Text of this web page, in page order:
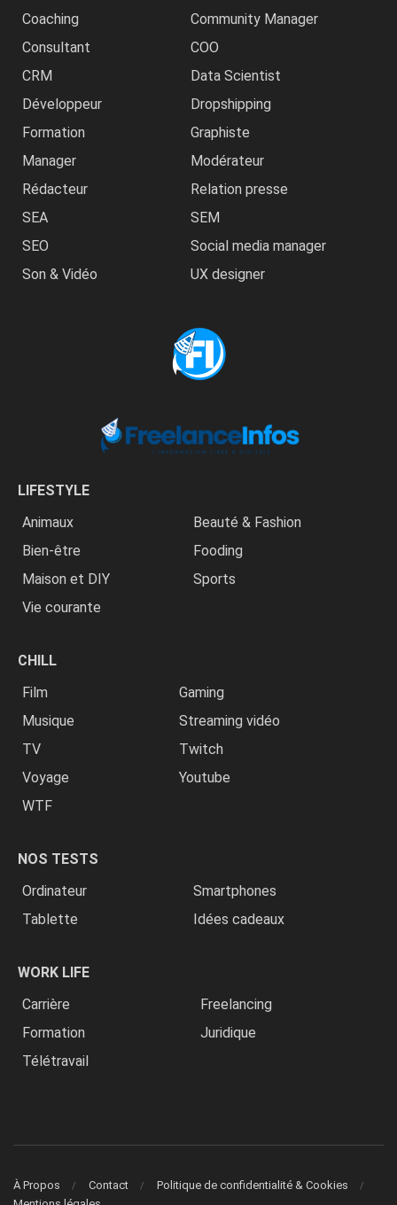
Coaching
Community Manager
Consultant
COO
CRM
Data Scientist
Développeur
Dropshipping
Formation
Graphiste
Manager
Modérateur
Rédacteur
Relation presse
SEA
SEM
SEO
Social media manager
Son & Vidéo
UX designer
LIFESTYLE
Animaux
Beauté & Fashion
Bien-être
Fooding
Maison et DIY
Sports
Vie courante
CHILL
Film
Gaming
Musique
Streaming vidéo
TV
Twitch
Voyage
Youtube
WTF
NOS TESTS
Ordinateur
Smartphones
Tablette
Idées cadeaux
WORK LIFE
Carrière
Freelancing
Formation
Juridique
Télétravail
À Propos Contact
Politique de confidentialité & Cookies